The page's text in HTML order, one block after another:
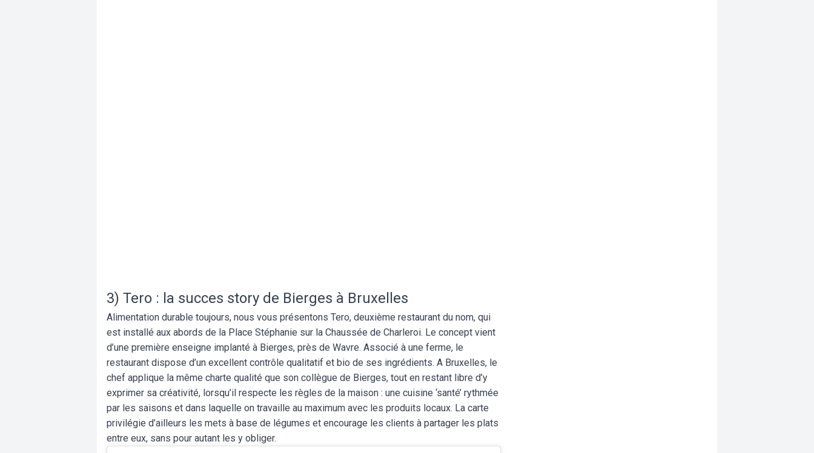
3) Tero : la succes story de Bierges à Bruxelles
Alimentation durable toujours, nous vous présentons Tero, deuxième restaurant du nom, qui
est installé aux abords de la Place Stéphanie sur la Chaussée de Charleroi. Le concept vient
d’une première enseigne implanté à Bierges, près de Wavre. Associé à une ferme, le
restaurant dispose d’un excellent contrôle qualitatif et bio de ses ingrédients. A Bruxelles, le
chef applique la même charte qualité que son collègue de Bierges, tout en restant libre d’y
exprimer sa créativité, lorsqu’il respecte les règles de la maison : une cuisine ‘santé’ rythmée
par les saisons et dans laquelle on travaille au maximum avec les produits locaux. La carte
privilégie d’ailleurs les mets à base de légumes et encourage les clients à partager les plats
entre eux, sans pour autant les y obliger.